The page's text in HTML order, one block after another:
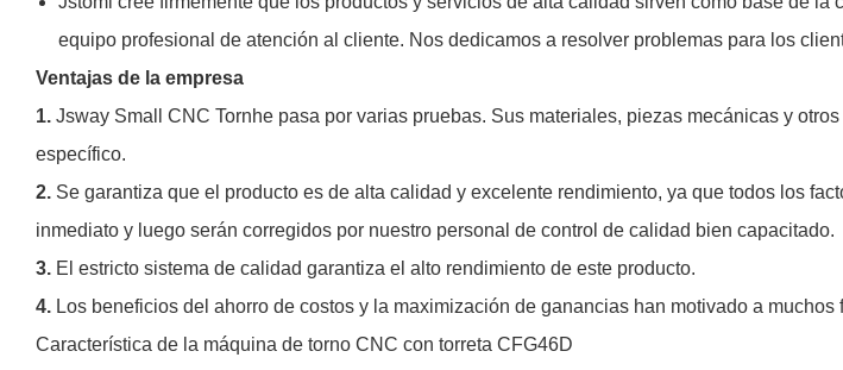
equipo profesional de atención al cliente. Nos dedicamos a resolver problemas para los
Ventajas de la empresa
1. Jsway Small CNC Tornhe pasa por varias pruebas. Sus materiales, piezas mecánicas y
específico.
2. Se garantiza que el producto es de alta calidad y excelente rendimiento, ya que todos los
inmediato y luego serán corregidos por nuestro personal de control de calidad bien capacitado.
3. El estricto sistema de calidad garantiza el alto rendimiento de este producto.
4. Los beneficios del ahorro de costos y la maximización de ganancias han motivado a
Característica de la máquina de torno CNC con torreta CFG46D